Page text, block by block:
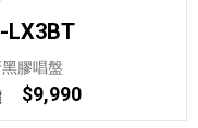
LX3BT
膠唱盤
$9,990